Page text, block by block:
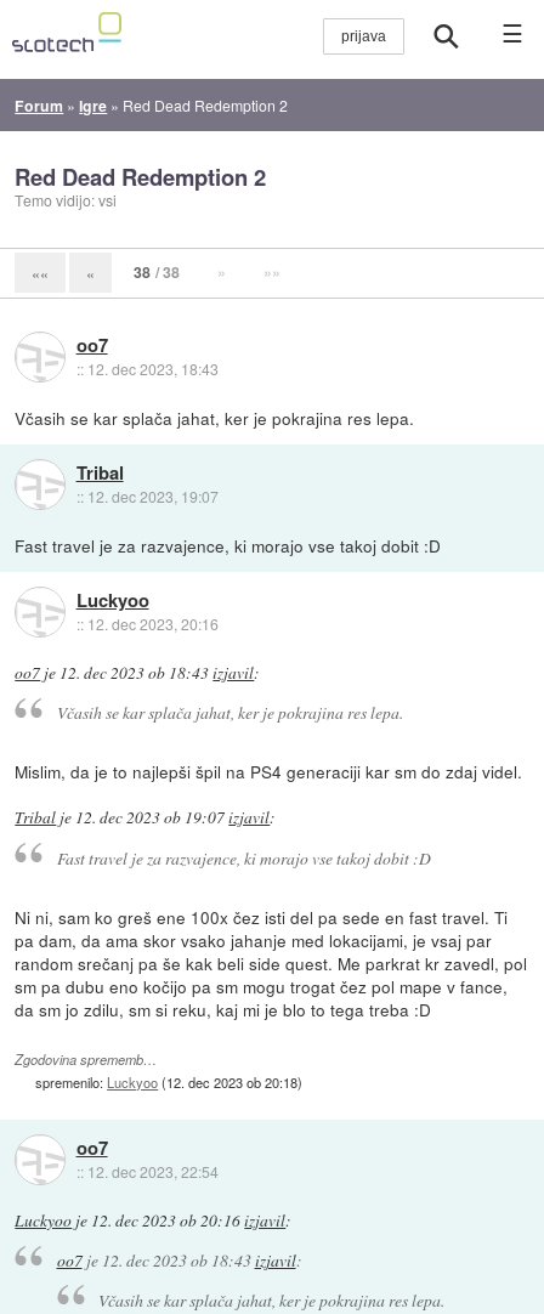
☰
Forum »Igre » Red Dead Redemption 2
Red Dead Redemption 2
Temo vidijo: vsi
«« « 38 / 38 » »»
oo7
:: 12. dec 2023, 18:43
Včasih se kar splača jahat, ker je pokrajina res lepa.
Tribal
:: 12. dec 2023, 19:07
Fast travel je za razvajence, ki morajo vse takoj dobit :D
Luckyoo
:: 12. dec 2023, 20:16
oo7 je 12. dec 2023 ob 18:43izjavil:
Včasih se kar splača jahat, ker je pokrajina res lepa.
Mislim, da je to najlepši špil na PS4 generaciji kar sm do zdaj videl.
Tribal je 12. dec 2023 ob 19:07izjavil:
Fast travel je za razvajence, ki morajo vse takoj dobit :D
Ni ni, sam ko greš ene 100x čez isti del pa sede en fast travel. Ti
pa dam, da ama skor vsako jahanje med lokacijami, je vsaj par
random srečanj pa še kak beli side quest. Me parkrat kr zavedl, pol
sm pa dubu eno kočijo pa sm mogu trogat čez pol mape v fance,
da sm jo zdilu, sm si reku, kaj mi je blo to tega treba :D
Zgodovina sprememb…
spremenilo: Luckyoo(12. dec 2023 ob 20:18)
oo7
:: 12. dec 2023, 22:54
Luckyoo je 12. dec 2023 ob 20:16izjavil:
oo7je 12. dec 2023 ob 18:43izjavil:
Včasih se kar splača jahat, ker je pokrajina res lepa.